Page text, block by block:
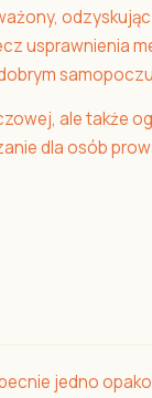
usprawnienia
ale także
dla osób
jedno